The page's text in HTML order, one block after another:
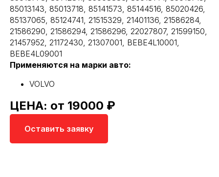
85013143, 85013718, 85141573, 85144516, 85020426,
85137065, 85124741, 21515329, 21401136, 21586284,
21586290, 21586294, 21586296, 22027807, 21599150,
21457952, 21172430, 21307001, BEBE4L10001,
BEBE4L09001
Применяются на марки авто:
VOLVO
ЦЕНА: от 19000 ₽
Оставить заявку